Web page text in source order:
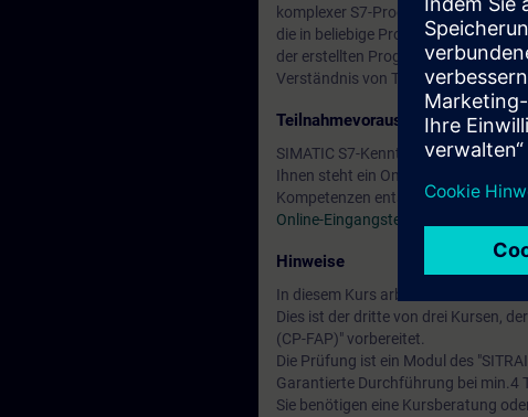
komplexer S7-Programme. Am
die in beliebige Programme
der erstellten Programme und
Verständnis von Totally Integrated
Teilnahmevoraussetzung
SIMATIC S7-Kenntnisse
Ihnen steht ein Online-Eingangstest
Kompetenzen entspricht.
Online-Eingangstest ST-PRO3
Hinweise
In diesem Kurs arbeiten Sie mit der
Dies ist der dritte von drei Kursen,
(CP-FAP)" vorbereitet.
Die Prüfung ist ein Modul des
Garantierte Durchführung bei min.4
Sie benötigen eine Kursberatung